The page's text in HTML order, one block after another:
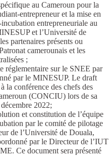
au Cameroun pour la
entrepreneur et la mise en
entrepreneuriale au
et l’Université de
partenaires présents ou
camerounais et les
;
réglementaire sur le SNEE par
par le MINESUP. Le draft
la conférence des chefs des
(CONCIU) lors de sa
2022;
et constitution de l’équipe
par le comité de pilotage
de l’Université de Douala,
par le Directeur de l’IUT
Ce document sera présenté